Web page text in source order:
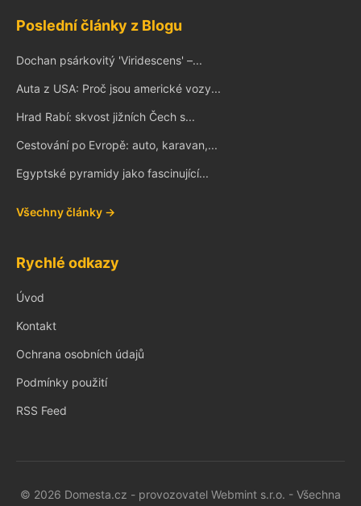
Poslední články z Blogu
Dochan psárkovitý 'Viridescens' –...
Auta z USA: Proč jsou americké vozy...
Hrad Rabí: skvost jižních Čech s...
Cestování po Evropě: auto, karavan,...
Egyptské pyramidy jako fascinující...
Všechny články →
Rychlé odkazy
Úvod
Kontakt
Ochrana osobních údajů
Podmínky použití
RSS Feed
© 2026 Domesta.cz - provozovatel Webmint s.r.o. - Všechna